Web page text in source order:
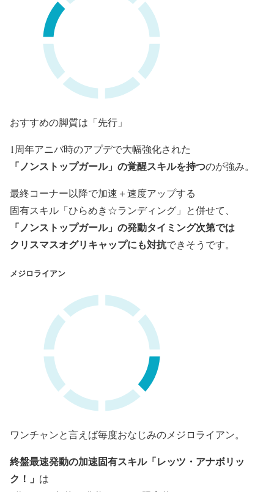
おすすめの脚質は「先行」
1周年アニバ時のアプデで大幅強化された
「ノンストップガール」の覚醒スキルを持つのが強み。
最終コーナー以降で加速＋速度アップする
固有スキル「ひらめき☆ランディング」と併せて、
「ノンストップガール」の発動タイミング次第では
クリスマスオグリキャップにも対抗できそうです。
メジロライアン
ワンチャンと言えば毎度おなじみのメジロライアン。
終盤最速発動の加速固有スキル「レッツ・アナボリッ
ク！」 は